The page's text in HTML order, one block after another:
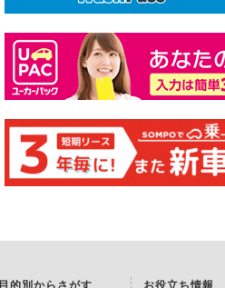
目的別からさがす お役立ち情報